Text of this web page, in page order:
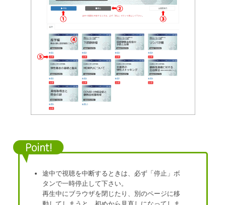
Point!
途中で視聴を中断するときは、必ず「停止」ボ
タンで一時停止して下さい。
再生中にブラウザを閉じたり、別のページに移